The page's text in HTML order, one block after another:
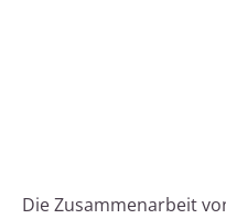
Die Zusammenarbeit